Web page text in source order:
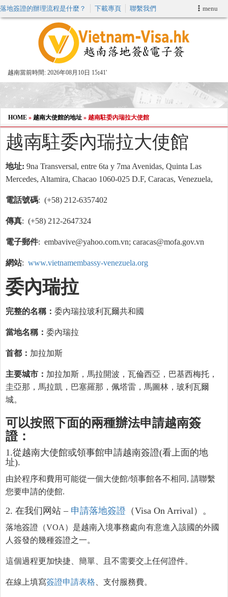
menu
落地簽證的辦理流程是什麼？ 下載專頁 聯繫我們
越南當前時間: 2026年08月10日 15 41'
申請簽證
VIP快速通關服务
加快E-VISA服務
週末緊急電子簽證
查詢簽證狀態
HOME » 越南大使館的地址 » 越南駐委內瑞拉大使館
越南駐委內瑞拉大使館
地址: 9na Transversal, entre 6ta y 7ma Avenidas, Quinta Las
Mercedes, Altamira, Chacao 1060-025 D.F, Caracas, Venezuela,
電話號碼: (+58) 212-6357402
傳真: (+58) 212-2647324
電子郵件: embavive@yahoo.com.vn; caracas@mofa.gov.vn
網站: www.vietnamembassy-venezuela.org
委內瑞拉
完整的名稱： 委內瑞拉玻利瓦爾共和國
當地名稱： 委內瑞拉
首都： 加拉加斯
主要城市： 加拉加斯，馬拉開波，瓦倫西亞，巴基西梅托，
圭亞那，馬拉凱，巴塞羅那，佩塔雷，馬圖林，玻利瓦爾
城。
可以按照下面的兩種辦法申請越南簽
證：
1.從越南大使館或領事館申請越南簽證(看上面的地
址).
由於程序和費用可能從一個大使館/領事館各不相同, 請聯繫
您要申請的使館.
2. 在我们网站 – 申請落地簽證 （Visa On Arrival）。
落地簽證（VOA）是越南入境事務處向有意進入該國的外國
人簽發的幾種簽證之一。
這個過程更加快捷、簡單、且不需要交上任何證件。
在線上填寫簽證申請表格 、支付服務費。